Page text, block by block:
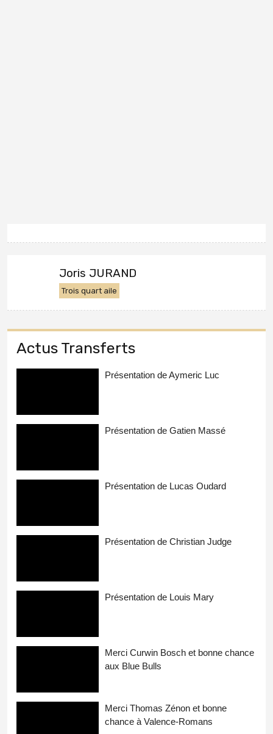
Joris JURAND
Trois quart aile
Actus Transferts
Présentation de Aymeric Luc
Présentation de Gatien Massé
Présentation de Lucas Oudard
Présentation de Christian Judge
Présentation de Louis Mary
Merci Curwin Bosch et bonne chance
aux Blue Bulls
Merci Thomas Zénon et bonne
chance à Valence-Romans